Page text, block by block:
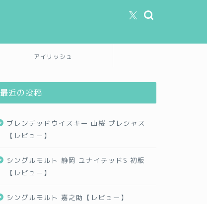
アイリッシュ
最近の投稿
ブレンデッドウイスキー 山桜 プレシャス
【レビュー】
シングルモルト 静岡 ユナイテッドS 初版
【レビュー】
シングルモルト 嘉之助【レビュー】